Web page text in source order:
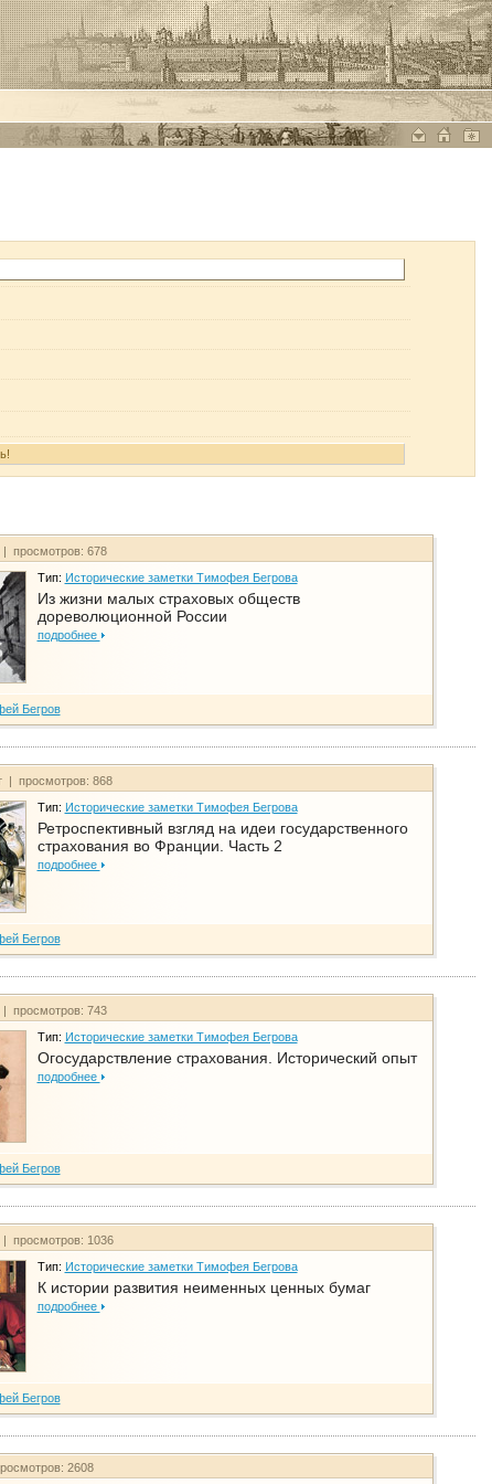
просмотров: 678
Тип: Исторические заметки Тимофея Бегрова
Из жизни малых страховых обществ
дореволюционной России
подробнее
Бегров
| просмотров: 868
Тип: Исторические заметки Тимофея Бегрова
Ретроспективный взгляд на идеи государственного
страхования во Франции. Часть 2
подробнее
Бегров
просмотров: 743
Тип: Исторические заметки Тимофея Бегрова
Огосударствление страхования. Исторический опыт
подробнее
Бегров
просмотров: 1036
Тип: Исторические заметки Тимофея Бегрова
К истории развития неименных ценных бумаг
подробнее
Бегров
2608